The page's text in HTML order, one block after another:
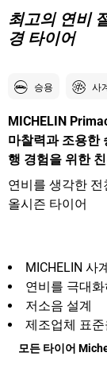
최고의 연비
경 타이어
승용 사
MICHELIN
마찰력과 조용한
행 경험을 위한
연비를 생각한
올시즌 타이어
MICHELIN 사
연비를 극대
저소음 설계
제조업체 표
모든 타이어